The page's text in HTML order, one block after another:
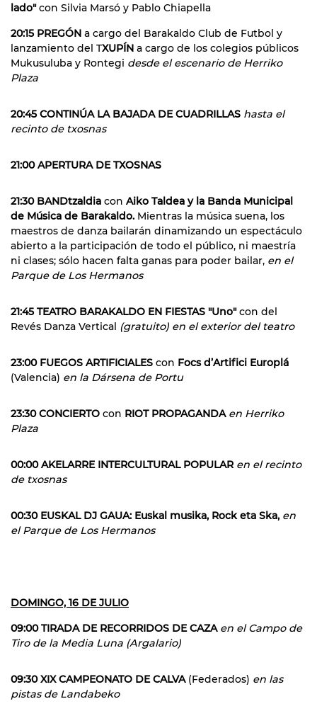
lado"con Silvia Marsó y Pablo Chiapella
20:15 PREGÓN a cargo del Barakaldo Club de Futbol y
lanzamiento del TXUPÍN a cargo de los colegios públicos
Mukusuluba y Rontegi desde el escenario de Herriko
Plaza
20:45 CONTINÚA LA BAJADA DE CUADRILLAS hasta el
recinto de txosnas
21:00 APERTURA DE TXOSNAS
21:30 BANDtzaldia con Aiko Taldea y la Banda Municipal
de Música de Barakaldo. Mientras la música suena, los
maestros de danza bailarán dinamizando un espectáculo
abierto a la participación de todo el público, ni maestría
ni clases; sólo hacen falta ganas para poder bailar, en el
Parque de Los Hermanos
21:45 TEATRO BARAKALDO EN FIESTAS "Uno"con del
Revés Danza Vertical (gratuito) en el exterior del teatro
23:00 FUEGOS ARTIFICIALES con Focs d’Artifici Europlá
(Valencia) en la Dársena de Portu
23:30 CONCIERTO con RIOT PROPAGANDA en Herriko
Plaza
00:00 AKELARRE INTERCULTURAL POPULAR en el recinto
de txosnas
00:30 EUSKAL DJ GAUA: Euskal musika, Rock eta Ska, en
el Parque de Los Hermanos
DOMINGO, 16 DE JULIO
09:00 TIRADA DE RECORRIDOS DE CAZA en el Campo de
Tiro de la Media Luna (Argalario)
09:30 XIX CAMPEONATO DE CALVA (Federados) en las
pistas de Landabeko